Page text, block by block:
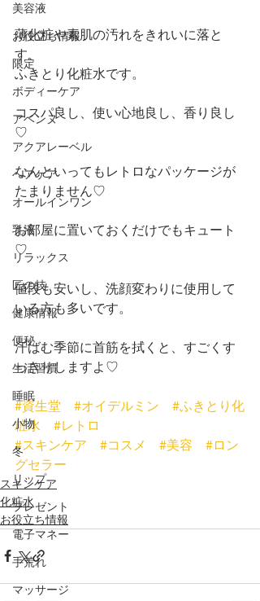
美容液
お役立ち情報
限定
ボディーケア
アベンヌ
アクアレーベル
ヘアケア
オールインワン
乳液
リラックス
匠の技
健康情報
便秘
生活習慣
睡眠
小物
冬
リップ
プレゼント
電子マネー
手荒れ
マッサージ
薄化粧や素肌の汚れをきれいに落と
す、
ふきとり化粧水です。
コスパ良し、使い心地良し、香り良し
♡
なんといってもレトロなパッケージが
たまりません♡
お部屋に置いておくだけでもキュート
♡
値段も安いし、洗顔変わりに使用して
いる方も多いです。
汗ばむ季節に首筋を拭くと、すごくす
っきりしますよ♡
#資生堂 #オイデルミン #ふきとり化
粧水 #レトロ
#スキンケア #コスメ #美容 #ロン
グセラー
スキンケア
化粧水
お役立ち情報